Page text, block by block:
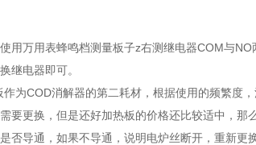
用万用表蜂鸣档测量板子z右测继电器COM与
继电器即可。
为COD消解器的第二耗材，根据使用的频繁度
要更换，但是还好加热板的价格还比较适中，那
否导通，如果不导通，说明电炉丝断开，重新更